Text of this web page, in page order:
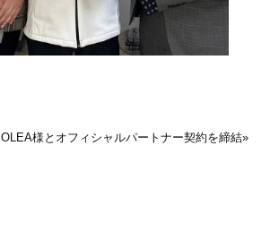
OLEA様とオフィシャルパートナー契約を締結»